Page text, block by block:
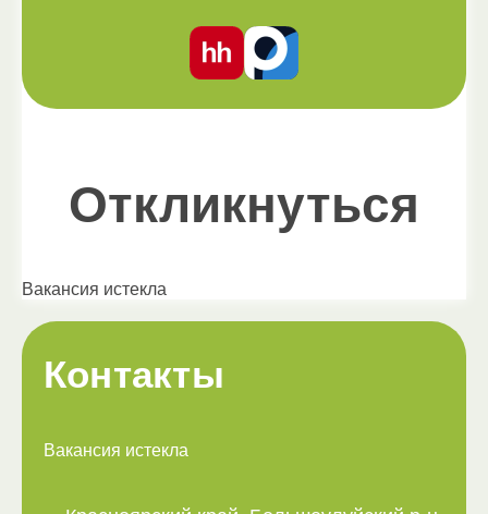
Откликнуться
Вакансия истекла
Контакты
Вакансия истекла